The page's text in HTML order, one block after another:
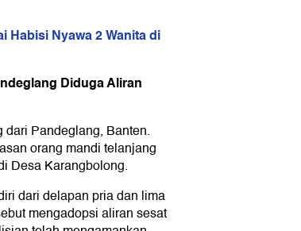
Habisi Nyawa 2 Wanita di
Diduga Aliran
Pandeglang, Banten.
orang mandi telanjang
Desa Karangbolong.
dari delapan pria dan lima
mengadopsi aliran sesat